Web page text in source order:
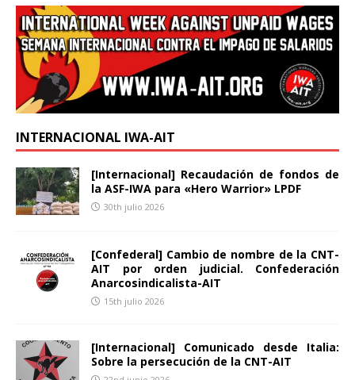
INTERNACIONAL IWA-AIT
[Internacional] Recaudación de fondos de
la ASF-IWA para «Hero Warrior» LPDF
30th julio 2026
[Confederal] Cambio de nombre de la CNT-
AIT por orden judicial. Confederación
Anarcosindicalista-AIT
15th julio 2026
[Internacional] Comunicado desde Italia:
Sobre la persecución de la CNT-AIT